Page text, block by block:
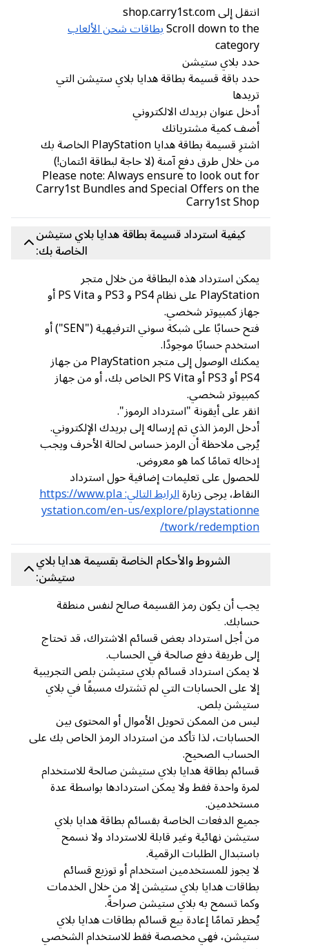
انتقل إلى shop.carry1st.com
Scroll down to theبطاقات شحن الألعاب
category
حدد بلاي ستيشن
حدد باقة قسيمة بطاقة هدايا بلاي ستيشن التي
أدخل عنوان بريدك الالكتروني
أضف كمية مشترياتك
اشترِ قسيمة بطاقة هدايا PlayStation الخاصة بك
من خلال طرق دفع آمنة (لا حاجة لبطاقة ائتمان!)
Please note: Always ensure to look out for
Carry1st Bundles and Special Offers on the
Carry1st Shop
كيفية استرداد قسيمة بطاقة هدايا بلاي ستيشن
الخاصة بك:
يمكن استرداد هذه البطاقة من خلال متجر
PlayStation على نظام PS4 و PS3 و PS Vita أو
جهاز كمبيوتر شخصي.
فتح حسابًا على شبكة سوني الترفيهية ("SEN") أو
استخدم حسابًا موجودًا.
يمكنك الوصول إلى متجر PlayStation من جهاز
PS4 أو PS3 أو PS Vita الخاص بك، أو من جهاز
كمبيوتر شخصي.
انقر على أيقونة "استرداد الرموز".
أدخل الرمز الذي تم إرساله إلى بريدك الإلكتروني.
يُرجى ملاحظة أن الرمز حساس لحالة الأحرف ويجب
إدخاله تمامًا كما هو معروض.
للحصول على تعليمات إضافية حول استرداد
النقاط، يرجى زيارة الرابط التالي: https://www.pla
ystation.com/en-us/explore/playstationne
twork/redemption/
الشروط والأحكام الخاصة بقسيمة هدايا بلاي
ستيشن:
يجب أن يكون رمز القسيمة صالح لنفس منطقة
حسابك.
من أجل استرداد بعض قسائم الاشتراك، قد تحتاج
إلى طريقة دفع صالحة في الحساب.
لا يمكن استرداد قسائم بلاي ستيشن بلص التجريبية
إلا على الحسابات التي لم تشترك مسبقًا في بلاي
ستيشن بلص.
ليس من الممكن تحويل الأموال أو المحتوى بين
الحسابات، لذا تأكد من استرداد الرمز الخاص بك على
الحساب الصحيح.
قسائم بطاقة هدايا بلاي ستيشن صالحة للاستخدام
لمرة واحدة فقط ولا يمكن استردادها بواسطة عدة
مستخدمين.
جميع الدفعات الخاصة بقسائم بطاقة هدايا بلاي
ستيشن نهائية وغير قابلة للاسترداد ولا نسمح
باستبدال الطلبات الرقمية.
لا يجوز للمستخدمين استخدام أو توزيع قسائم
بطاقات هدايا بلاي ستيشن إلا من خلال الخدمات
وكما تسمح به بلاي ستيشن صراحةً.
يُحظر تمامًا إعادة بيع قسائم بطاقات هدايا بلاي
ستيشن، فهي مخصصة فقط للاستخدام الشخصي